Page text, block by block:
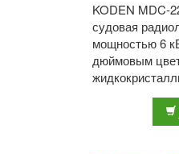
KODEN MDC-
судовая
мощностью 6
дюймовым
и 4-х или 6-ти
открытого